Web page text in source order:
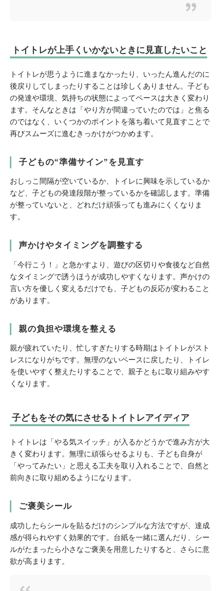
トイトレが上手くいかないときに見直したいこと
トイトレが思うように進まなかったり、いったん進んだのに
後戻りしてしまったりすることは珍しくありません。子ども
の発達や環境、気持ちの状態によってペースは大きく変わり
ます。そんなときは「やり方が間違っていたのでは」と焦る
のではなく、いくつかのポイントを落ち着いて見直すことで
再びスムーズに進むきっかけがつかめます。
子どもの“準備サイン”を見直す
おしっこ間隔が空いているか、トイレに興味を示しているか
など、子どもの発達段階が整っているかを確認します。準備
が整っていないと、どれだけ頑張っても進みにくくなりま
す。
声かけやタイミングを調整する
「今行こう！」と急かすより、遊びの区切りや食後など自然
なタイミングで誘うほうが成功しやすくなります。声かけの
言い方を優しく変えるだけでも、子どもの反応が変わること
があります。
親の負担や環境を整える
親が疲れていたり、忙しすぎたりする時期はトイトレがスト
レスになりがちです。無理のないペースに戻したり、トイレ
を使いやすく整えたりすることで、親子ともに取り組みやす
くなります。
子どもをその気にさせるトイトレアイディア
トイトレは「やる気スイッチ」が入るかどうかで進み方が大
きく変わります。無理に頑張らせるよりも、子ども自身が
「やってみたい」と思える工夫を取り入れることで、自然と
前向きに取り組めるようになります。
ご褒美シール
成功したらシールを貼るだけのシンプルな方法ですが、達成
感が得られやすく効果的です。台紙を一緒に選んだり、シー
ルがたまったら小さなご褒美を用意したりすると、さらに意
欲が高まります。